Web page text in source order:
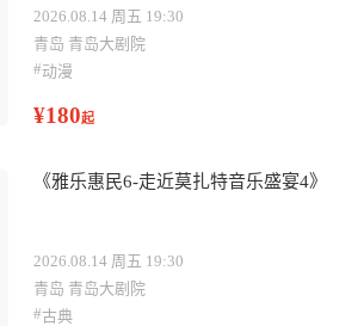
2026.08.14 周五 19:30
青岛 青岛大剧院
#动漫
¥180起
《雅乐惠民6-走近莫扎特音乐盛宴4》
2026.08.14 周五 19:30
青岛 青岛大剧院
#古典